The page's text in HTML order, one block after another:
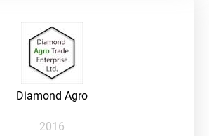
Diamond Agro
2016